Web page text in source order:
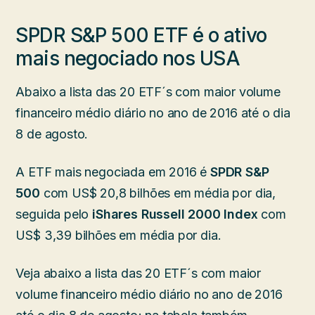
SPDR S&P 500 ETF é o ativo
mais negociado nos USA
Abaixo a lista das 20 ETF´s com maior volume
financeiro médio diário no ano de 2016 até o dia
8 de agosto.
A ETF mais negociada em 2016 é SPDR S&P
500 com US$ 20,8 bilhões em média por dia,
seguida pelo iShares Russell 2000 Index com
US$ 3,39 bilhões em média por dia.
Veja abaixo a lista das 20 ETF´s com maior
volume financeiro médio diário no ano de 2016